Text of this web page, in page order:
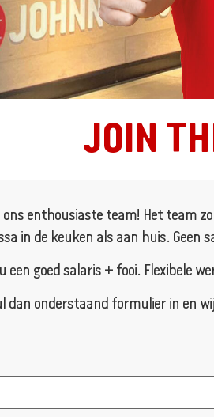
JOIN
enthousiaste team! Het team
in de keuken als aan huis. Geen
een goed salaris + fooi. Flexibele
dan onderstaand formulier in en